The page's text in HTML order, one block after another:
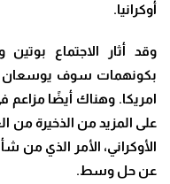
أوكرانيا.
وقد أثار الاجتماع بوتين
بكونهمات سوف يوسعان
امريكا. وهناك أيضًا
على المزيد من الذخيرة من
الأوكراني، الأمر الذي من
عن حل وسط.